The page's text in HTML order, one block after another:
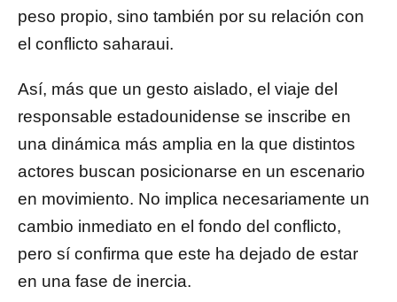
peso propio, sino también por su relación con
el conflicto saharaui.
Así, más que un gesto aislado, el viaje del
responsable estadounidense se inscribe en
una dinámica más amplia en la que distintos
actores buscan posicionarse en un escenario
en movimiento. No implica necesariamente un
cambio inmediato en el fondo del conflicto,
pero sí confirma que este ha dejado de estar
en una fase de inercia.